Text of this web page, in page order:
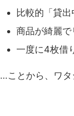
比較的「貸
商品が綺麗
一度に4枚借
…ことから、ワタ